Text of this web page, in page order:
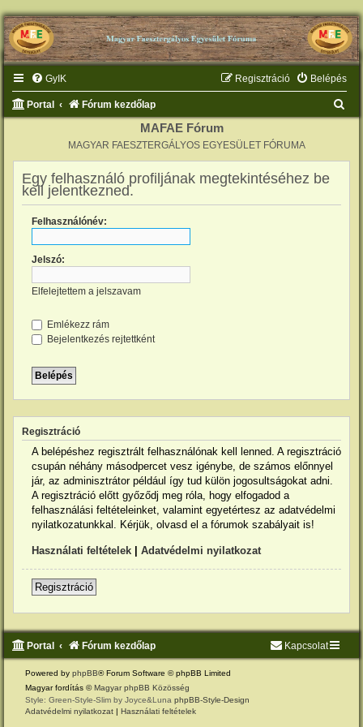
GyIK Belépés
Regisztráció
Portal Fórum kezdőlap
MAFAE Fórum
MAGYAR FAESZTERGÁLYOS EGYESÜLET FÓRUMA
Egy felhasználó profiljának megtekintéséhez be
kell jelentkezned.
Felhasználónév:
Jelszó:
Elfelejtettem a jelszavam
Emlékezz rám
Bejelentkezés rejtettként
Regisztráció
A belépéshez regisztrált felhasználónak kell lenned. A regisztráció
csupán néhány másodpercet vesz igénybe, de számos előnnyel
jár, az adminisztrátor például így tud külön jogosultságokat adni.
A regisztráció előtt győződj meg róla, hogy elfogadod a
felhasználási feltételeinket, valamint egyetértesz az adatvédelmi
nyilatkozatunkkal. Kérjük, olvasd el a fórumok szabályait is!
Használati feltételek | Adatvédelmi nyilatkozat
Regisztráció
Portal Fórum kezdőlap Kapcsolat
Powered by phpBB® Forum Software © phpBB Limited
Magyar fordítás ©Magyar phpBB Közösség
Style: Green-Style-Slim by Joyce&Luna phpBB-Style-Design
Adatvédelmi nyilatkozat | Használati feltételek